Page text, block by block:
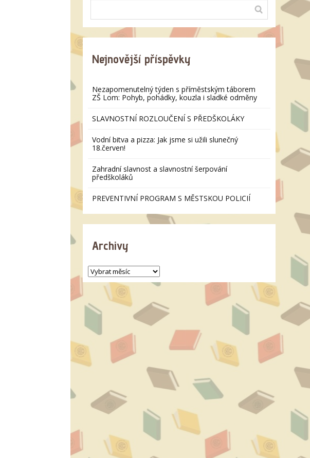
Nejnovější příspěvky
Nezapomenutelný týden s příměstským táborem
ZŠ Lom: Pohyb, pohádky, kouzla i sladké odměny
SLAVNOSTNÍ ROZLOUČENÍ S PŘEDŠKOLÁKY
Vodní bitva a pizza: Jak jsme si užili slunečný
18.červen!
Zahradní slavnost a slavnostní šerpování
předškoláků
PREVENTIVNÍ PROGRAM S MĚSTSKOU POLICIÍ
Archivy